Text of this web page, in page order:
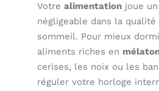
Votrealimentation joue
négligeable dans la
sommeil. Pour mieux
aliments riches en
cerises, les noix ou les
réguler votre horloge